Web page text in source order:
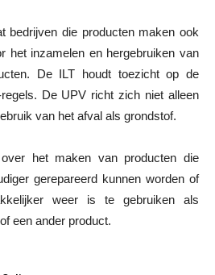
bedrijven die producten maken ook
het inzamelen en hergebruiken van
De ILT houdt toezicht op de
De UPV richt zich niet alleen
van het afval als grondstof.
het maken van producten die
gerepareerd kunnen worden of
weer is te gebruiken als
een ander product.